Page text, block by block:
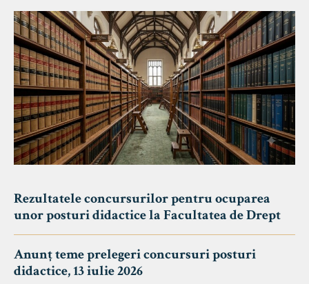
Rezultatele concursurilor pentru ocuparea
unor posturi didactice la Facultatea de Drept
Anunț teme prelegeri concursuri posturi
didactice, 13 iulie 2026